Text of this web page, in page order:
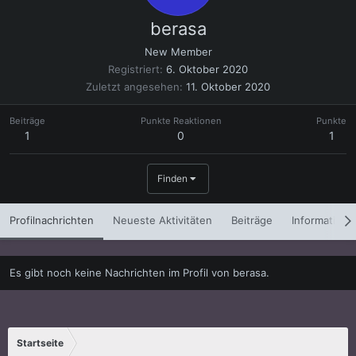
berasa
New Member
Registriert 6. Oktober 2020
Zuletzt angesehen 11. Oktober 2020
Beiträge
1
Punkte Reaktionen
0
Punkte
1
Finden
Profilnachrichten Neueste Aktivitäten Beiträge
Es gibt noch keine Nachrichten im Profil von berasa.
Startseite